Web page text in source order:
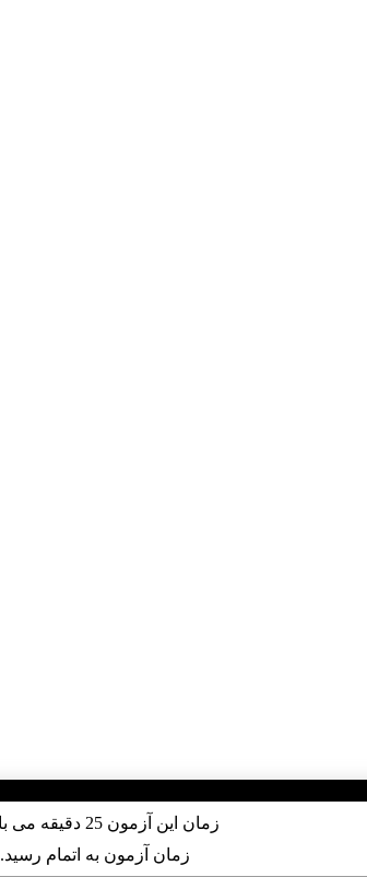
زمان این آزمون 25 دقیقه می باشد.
زمان آزمون به اتمام رسید.